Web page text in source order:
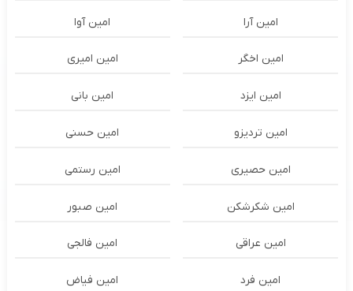
امین آرا امین آوا
امین اخگر امین امیری
امین ایزد امین بانی
امین تردیزو امین حسنی
امین حصیری امین رستمی
امین شکرشکن امین صبور
امین عراقی امین فالجی
امین فرد امین فیاض